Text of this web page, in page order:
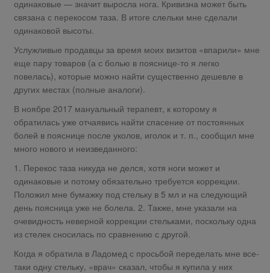
одинаковые — значит выросла нога. Кривизна может быть
связана с перекосом таза. В итоге слельки мне сделали
одинаковой высоты.
Услужливые продавцы за время моих визитов «впарили» мне
еще пару товаров (а с болью в пояснице-то я легко
повелась), которые можно найти существенно дешевле в
других местах (полные аналоги).
В ноябре 2017 мануальный терапевт, к которому я
обратилась уже отчаявись найти спасение от постоянных
болей в пояснице после уколов, иголок и т. п., сообщил мне
много нового и неизведанного:
1. Перекос таза никуда не делся, хотя ноги может и
одинаковые и потому обязательно требуется коррекции.
Положил мне бумажку под стельку в 5 мл и на следующий
день поясница уже не болела. 2. Также, мне указали на
очевидность неверной коррекции стельками, поскольку одна
из стелек сносилась по сравнению с другой.
Когда я обратила в Ладомед с просьбой переделать мне все-
таки одну стельку, «врач» сказал, чтобы я купила у них